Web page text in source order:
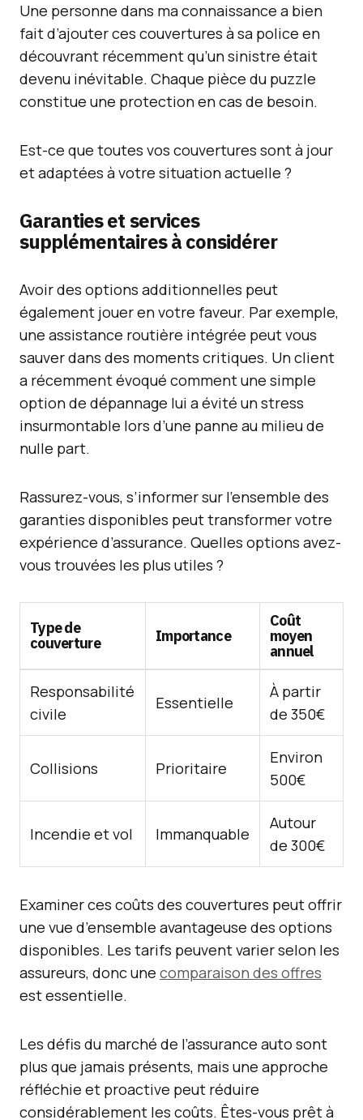
Une personne dans ma connaissance a bien
fait d’ajouter ces couvertures à sa police en
découvrant récemment qu’un sinistre était
devenu inévitable. Chaque pièce du puzzle
constitue une protection en cas de besoin.
Est-ce que toutes vos couvertures sont à jour
et adaptées à votre situation actuelle ?
Garanties et services
supplémentaires à considérer
Avoir des options additionnelles peut
également jouer en votre faveur. Par exemple,
une assistance routière intégrée peut vous
sauver dans des moments critiques. Un client
a récemment évoqué comment une simple
option de dépannage lui a évité un stress
insurmontable lors d’une panne au milieu de
nulle part.
Rassurez-vous, s’informer sur l’ensemble des
garanties disponibles peut transformer votre
expérience d’assurance. Quelles options avez-
vous trouvées les plus utiles ?
Type de
couverture
Importance
Coût
moyen
annuel
Responsabilité
civile
Essentielle
À partir
de 350€
Collisions Prioritaire
Environ
500€
Incendie et vol Immanquable
Autour
de 300€
Examiner ces coûts des couvertures peut offrir
une vue d’ensemble avantageuse des options
disponibles. Les tarifs peuvent varier selon les
assureurs, donc une comparaison des offres
est essentielle.
Les défis du marché de l’assurance auto sont
plus que jamais présents, mais une approche
réfléchie et proactive peut réduire
considérablement les coûts. Êtes-vous prêt à